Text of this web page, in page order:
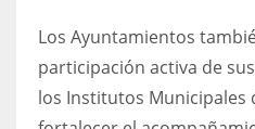
Los Ayuntamientos
participación activa de
los Institutos Municipales